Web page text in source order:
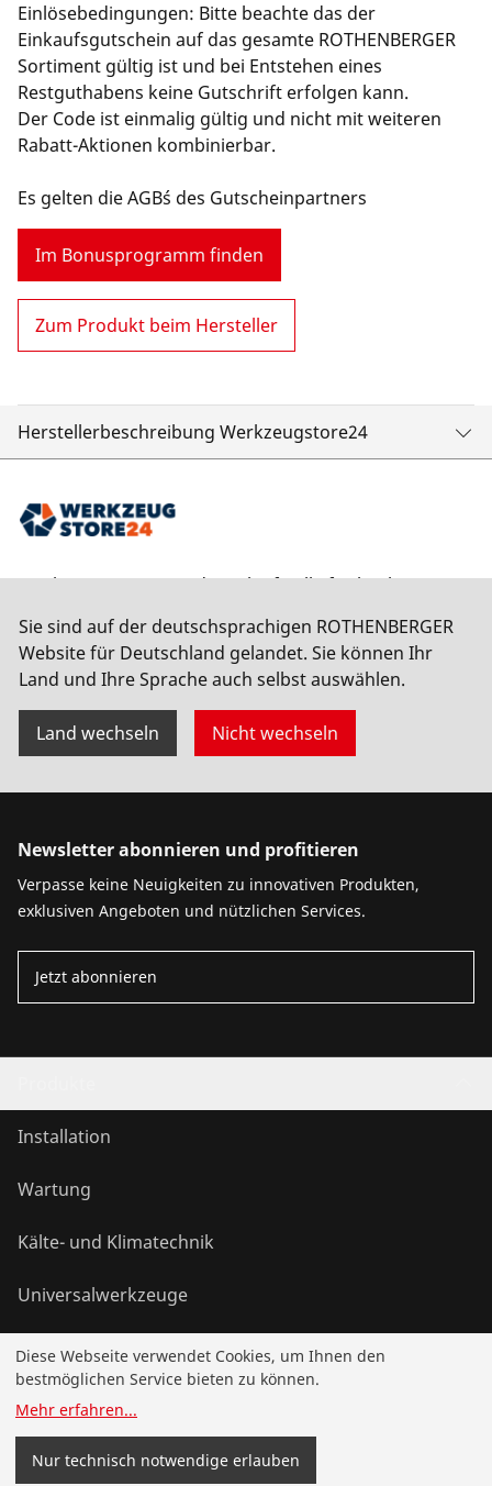
Einlösebedingungen: Bitte beachte das der
Einkaufsgutschein auf das gesamte ROTHENBERGER
Sortiment gültig ist und bei Entstehen eines
Restguthabens keine Gutschrift erfolgen kann.
Der Code ist einmalig gültig und nicht mit weiteren
Rabatt-Aktionen kombinierbar.
Es gelten die AGB´s des Gutscheinpartners
Im Bonusprogramm finden
Zum Produkt beim Hersteller
Herstellerbeschreibung Werkzeugstore24
Werkzeugstore24 ist die Anlaufstelle für hochwertiges
Lagerbestand an Top-Marken wie ROTHENBERGER,
Makita und Bosch wird hier alles für Bau, Ausbau und
Werkstatt geboten – schnell, zuverlässig und
kompetent.
Sie sind auf der deutschsprachigen ROTHENBERGER
Website für Deutschland gelandet. Sie können Ihr
Land und Ihre Sprache auch selbst auswählen.
Land wechseln Nicht wechseln
Newsletter abonnieren und profitieren
Verpasse keine Neuigkeiten zu innovativen Produkten,
exklusiven Angeboten und nützlichen Services.
Jetzt abonnieren
Installation
Wartung
Kälte- und Klimatechnik
Universalwerkzeuge
Service und Mehrwert
Diese Webseite verwendet Cookies, um Ihnen den
bestmöglichen Service bieten zu können.
Mehr erfahren...
Nur technisch notwendige erlauben